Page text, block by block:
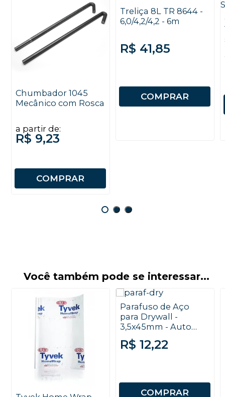
Chumbador 1045
Mecânico com Rosca
a partir de:
R$ 9,23
COMPRAR
Treliça 8L TR 8644 -
6,0/4,2/4,2 - 6m
R$ 41,85
COMPRAR
Você também pode se interessar...
Parafuso de Aço
para Drywall -
3,5x45mm - Auto
Brocante - Trombeta
- Philips - 100
R$ 12,22
COMPRAR